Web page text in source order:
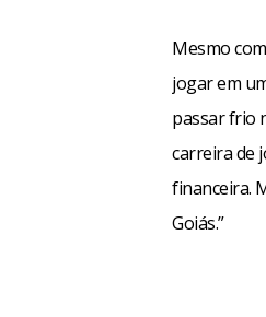
Mesmo
jogar em
passar frio
carreira de
financeira.
Goiás.”